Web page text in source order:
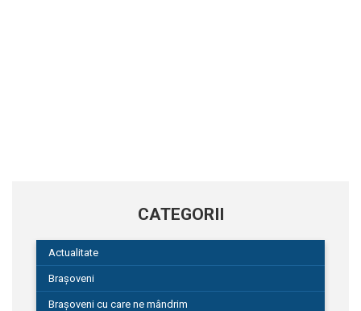
CATEGORII
Actualitate
Brașoveni
Brașoveni cu care ne mândrim